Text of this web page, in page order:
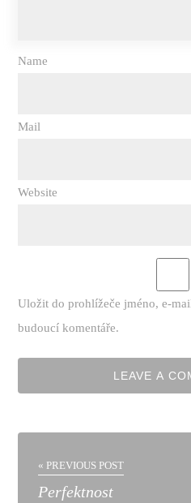
Name
Mail
Website
Uložit do prohlížeče jméno, e-
budoucí komentáře.
« PREVIOUS POST
Perfektnost